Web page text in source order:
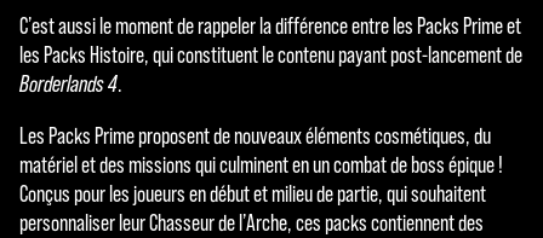
C’est aussi le moment de rappeler la différence entre les Packs Prime et
les Packs Histoire, qui constituent le contenu payant post-lancement de
Borderlands 4.
Les Packs Prime proposent de nouveaux éléments cosmétiques, du
matériel et des missions qui culminent en un combat de boss épique !
Conçus pour les joueurs en début et milieu de partie, qui souhaitent
personnaliser leur Chasseur de l’Arche, ces packs contiennent des